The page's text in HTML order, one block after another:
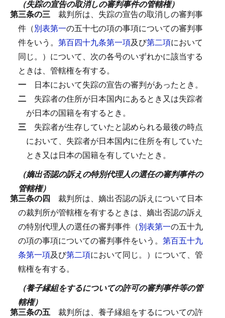
（失踪の宣告の取消しの審判事件の管轄権）
第三条の三 裁判所は、失踪の宣告の取消しの審判事
件（別表第一の五十七の項の事項についての審判事
件をいう。 第百四十九条第一項及び第二項において
同じ。）について、次の各号のいずれかに該当する
ときは、管轄権を有する。
一 日本において失踪の宣告の審判があったとき。
二 失踪者の住所が日本国内にあるとき又は失踪者
が日本の国籍を有するとき。
三 失踪者が生存していたと認められる最後の時点
において、失踪者が日本国内に住所を有していた
とき又は日本の国籍を有していたとき。
（嫡出否認の訴えの特別代理人の選任の審判事件の
管轄権）
第三条の四 裁判所は、嫡出否認の訴えについて日本
の裁判所が管轄権を有するときは、嫡出否認の訴え
の特別代理人の選任の審判事件（別表第一の五十九
の項の事項についての審判事件をいう。 第百五十九
条第一項及び第二項において同じ。）について、管
轄権を有する。
（養子縁組をするについての許可の審判事件等の管
轄権）
第三条の五 裁判所は、養子縁組をするについての許